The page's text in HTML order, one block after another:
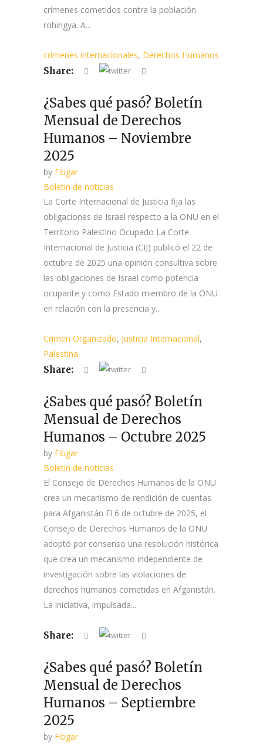
crímenes cometidos contra la población
rohingya. A...
crímenes internacionales, Derechos Humanos
Share:
¿Sabes qué pasó? Boletín
Mensual de Derechos
Humanos – Noviembre
2025
by Fibgar
Boletin de noticias
La Corte Internacional de Justicia fija las
obligaciones de Israel respecto a la ONU en el
Territorio Palestino Ocupado La Corte
Internacional de Justicia (CIJ) publicó el 22 de
octubre de 2025 una opinión consultiva sobre
las obligaciones de Israel como potencia
ocupante y como Estado miembro de la ONU
en relación con la presencia y...
Crimen Organizado, Justicia Internacional,
Palestina
Share:
¿Sabes qué pasó? Boletín
Mensual de Derechos
Humanos – Octubre 2025
by Fibgar
Boletin de noticias
El Consejo de Derechos Humanos de la ONU
crea un mecanismo de rendición de cuentas
para Afganistán El 6 de octubre de 2025, el
Consejo de Derechos Humanos de la ONU
adoptó por consenso una resolución histórica
que crea un mecanismo independiente de
investigación sobre las violaciones de
derechos humanos cometidas en Afganistán.
La iniciativa, impulsada...
Share:
¿Sabes qué pasó? Boletín
Mensual de Derechos
Humanos – Septiembre
2025
by Fibgar